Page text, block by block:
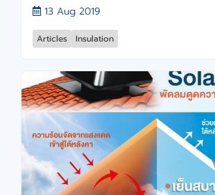
13 Aug 2019
Articles Insulation